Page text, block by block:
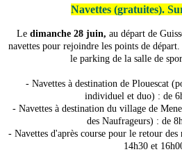
Navettes (gratuites).
Le dimanche 28 juin, au départ de
navettes pour rejoindre les points de
le parking de la salle de
- Navettes à destination de Plouescat
individuel et duo) : de
- Navettes à destination du village de
des Naufrageurs) : de
- Navettes d'après course pour le retour des
14h30 et